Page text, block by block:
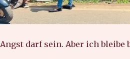
Angst darf sein. Aber ich bleibe